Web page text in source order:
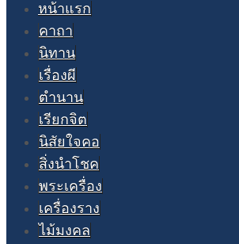
หน้าแรก
คาถา
นิทาน
เรื่องผี
ตำนาน
เรียกจิต
นิสัยใจคอ
สิ่งนำโชค
พระเครื่อง
เครื่องราง
ไม้มงคล